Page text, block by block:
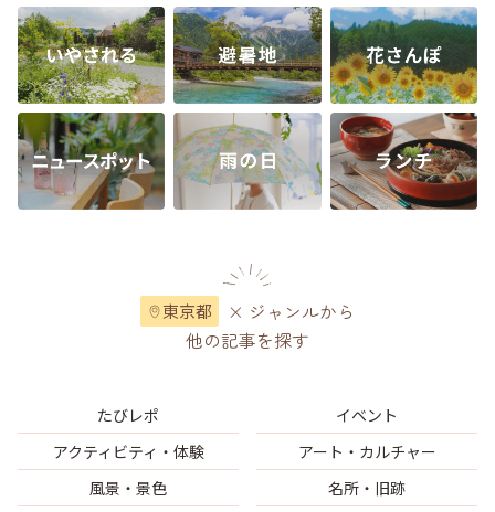
東京都
× ジャンルから
他の記事を探す
たびレポ
イベント
アクティビティ・体験
アート・カルチャー
風景・景色
名所・旧跡